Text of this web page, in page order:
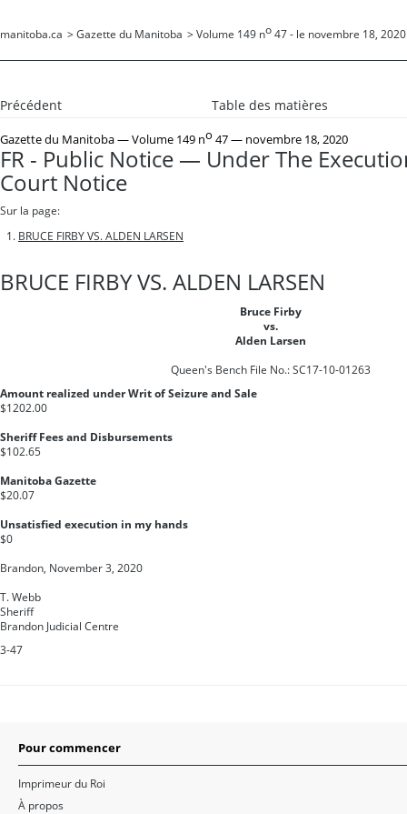
manitoba.ca > Gazette du Manitoba > Volume 149 no 47 - le novembre 18, 2020
Précédent Table des matières
Gazette du Manitoba— Volume 149 no 47 — novembre 18, 2020
FR - Public Notice — Under The
Court Notice
Sur la page:
BRUCE FIRBY VS. ALDEN LARSEN
BRUCE FIRBY VS. ALDEN LARSEN
Bruce Firby
vs.
Alden Larsen
Queen's Bench File No.: SC17-10-01263
Amount realized under Writ of Seizure and Sale
$1202.00
Sheriff Fees and Disbursements
$102.65
Manitoba Gazette
$20.07
Unsatisfied execution in my hands
$0
Brandon, November 3, 2020
T. Webb
Sheriff
Brandon Judicial Centre
3-47
Pour commencer
Imprimeur du Roi
À propos